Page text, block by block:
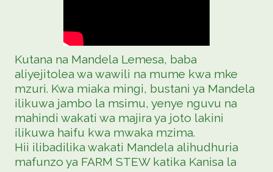
Kutana na Mandela Lemesa, baba
aliyejitolea wa wawili na mume kwa mke
mzuri. Kwa miaka mingi, bustani ya Mandela
ilikuwa jambo la msimu, yenye nguvu na
mahindi wakati wa majira ya joto lakini
ilikuwa haifu kwa mwaka mzima.
Hii ilibadilika wakati Mandela alihudhuria
mafunzo ya FARM STEW katika Kanisa la